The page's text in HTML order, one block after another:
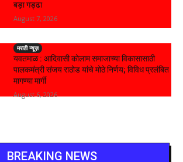
बड़ा गड्ढा
August 7, 2026
मराठी न्यूज़
यवतमाळ : आदिवासी कोलाम समाजाच्या विकासासाठी
पालकमंत्री संजय राठोड यांचे मोठे निर्णय; विविध प्रलंबित
मागण्या मार्गी
August 6, 2026
BREAKING NEWS